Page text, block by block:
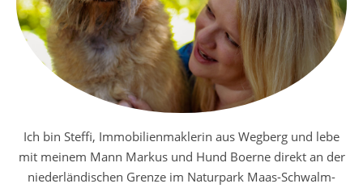
Ich bin Steffi, Immobilienmaklerin aus Wegberg und lebe
mit meinem Mann Markus und Hund Boerne direkt an der
niederländischen Grenze im Naturpark Maas-Schwalm-